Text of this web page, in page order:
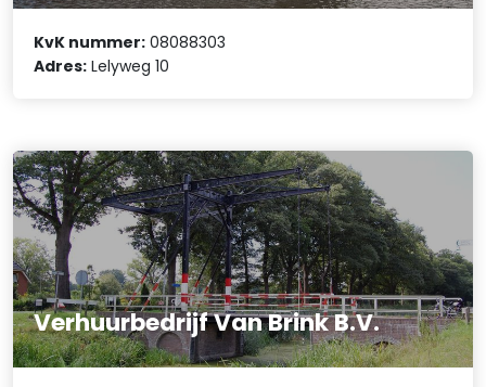
KvK nummer: 08088303
Adres: Lelyweg 10
Verhuurbedrijf Van Brink B.V.